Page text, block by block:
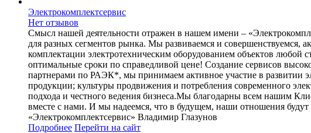
Электрокомплектсервис
Нет отзывов
Смысл нашей деятельности отражен в нашем имени –
для разных сегментов рынка. Мы развиваемся и совершенствуемся,
комплектации электротехническим оборудованием объектов
оптимальные сроки по справедливой цене! Создание сервисов
партнерами по РАЭК*, мы принимаем активное участие в развитии
продукции; культуры продвижения и потребления современного
подхода и честного ведения бизнеса.Мы благодарны всем нашим
вместе с нами. И мы надеемся, что в будущем, наши отношения
«Электрокомплектсервис» Владимир Глазунов
Подробнее Перейти на сайт